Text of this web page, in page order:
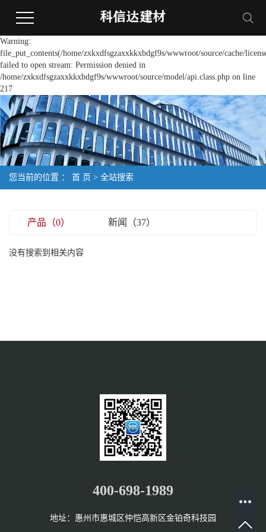
Warning:
file_put_contents(/home/zxkxdfsgzaxxkkxbdgf9s/wwwroot/source/cache/
failed to open stream: Permission denied in
/home/zxkxdfsgzaxxkkxbdgf9s/wwwroot/source/model/api.class.php on line
217
您当前的位置 ： 首 页 > 全站搜索
产品（0） 新闻（37）
没有搜索到相关内容
400-698-1989
地址：惠州市惠城区仲恺高新区金铂奇科技园